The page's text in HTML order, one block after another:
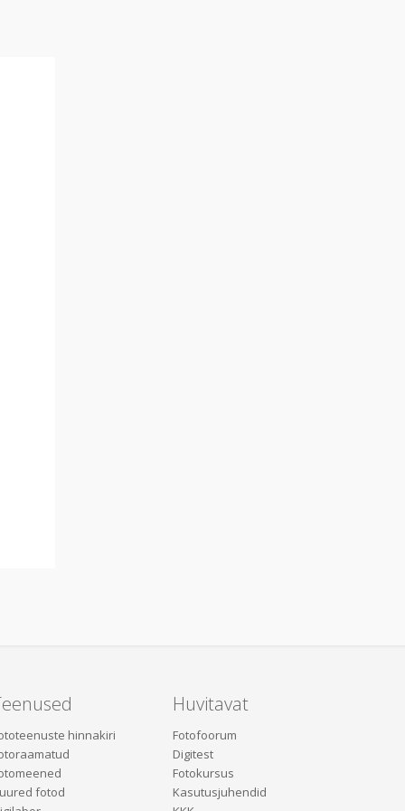
hinnakiri
fotod
Huvitavat
Fotofoorum
Digitest
Fotokursus
Kasutusjuhendid